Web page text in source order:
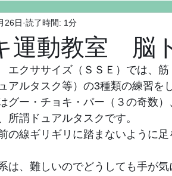
麻雀）
運動教室 脳
26日 読了時間: 1分
クササイズ（ＳＳＥ）では、筋
アルタスク等）の3種類の練習を
ー・チョキ・パー（３の奇数）
所謂ドュアルタスクです。
線ギリギリに踏まないように足
、難しいのでどうしても手が気